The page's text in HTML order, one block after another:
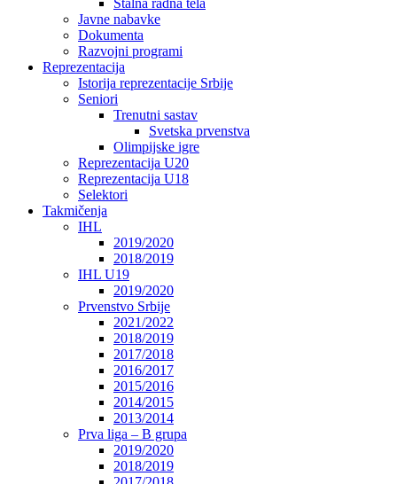
Stalna radna tela
Javne nabavke
Dokumenta
Razvojni programi
Reprezentacija
Istorija reprezentacije Srbije
Seniori
Trenutni sastav
Svetska prvenstva
Olimpijske igre
Reprezentacija U20
Reprezentacija U18
Selektori
Takmičenja
IHL
2019/2020
2018/2019
IHL U19
2019/2020
Prvenstvo Srbije
2021/2022
2018/2019
2017/2018
2016/2017
2015/2016
2014/2015
2013/2014
Prva liga – B grupa
2019/2020
2018/2019